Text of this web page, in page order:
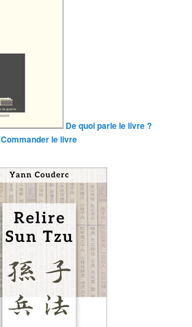
De quoi parle le livre ?
Commander le livre